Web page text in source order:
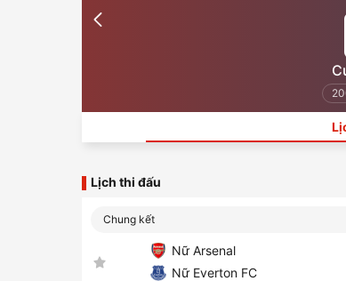
Lịch thi đấu
Chung kết
Nữ Arsenal
Nữ Everton FC